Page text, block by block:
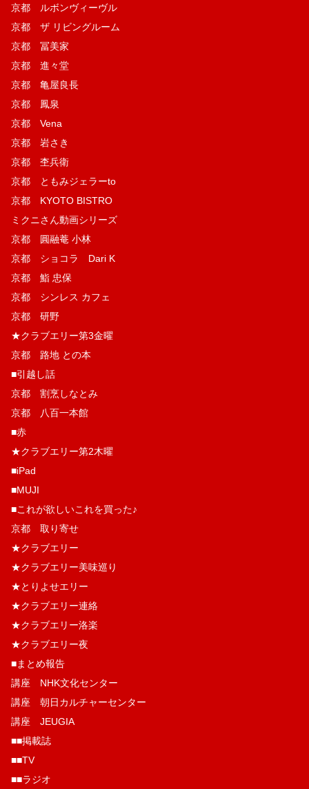
京都 ルボンヴィーヴル
京都 ザ リビングルーム
京都 冨美家
京都 進々堂
京都 亀屋良長
京都 鳳泉
京都 Vena
京都 岩さき
京都 杢兵衛
京都 ともみジェラーto
京都 KYOTO BISTRO
ミクニさん動画シリーズ
京都 圓融菴 小林
京都 ショコラ Dari K
京都 鮨 忠保
京都 シンレス カフェ
京都 研野
★クラブエリー第3金曜
京都 路地 との本
■引越し話
京都 割烹しなとみ
京都 八百一本館
■赤
★クラブエリー第2木曜
■iPad
■MUJI
■これが欲しいこれを買った♪
京都 取り寄せ
★クラブエリー
★クラブエリー美味巡り
★とりよせエリー
★クラブエリー連絡
★クラブエリー洛楽
★クラブエリー夜
■まとめ報告
講座 NHK文化センター
講座 朝日カルチャーセンター
講座 JEUGIA
■■掲載誌
■■TV
■■ラジオ